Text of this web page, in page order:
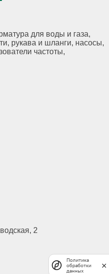
для воды и газа,
рукава и шланги, насосы,
частоты,
2
Политика
обработки
данных